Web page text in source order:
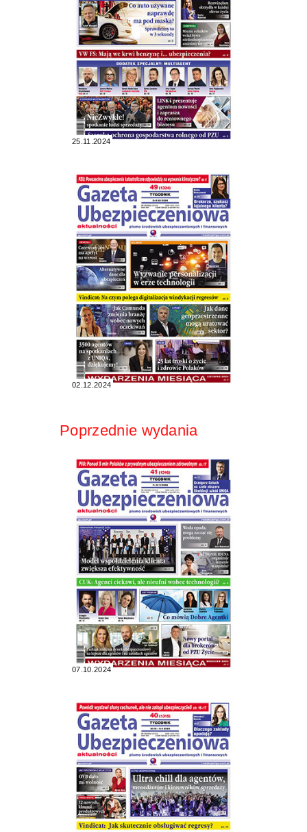
25.11.2024
02.12.2024
Poprzednie wydania
07.10.2024